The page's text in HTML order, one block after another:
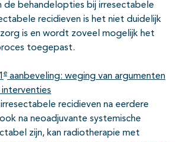
de behandelopties bij irresectabele
recidieven is het niet duidelijk
is en wordt zoveel mogelijk het
toegepast.
e aanbeveling: weging van argumenten
recidieven na eerdere
na neoadjuvante systemische
zijn, kan radiotherapie met